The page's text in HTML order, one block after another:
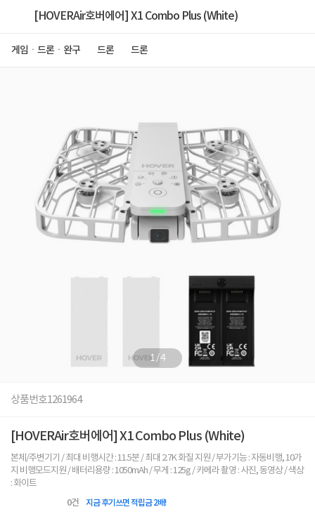
[HOVERAir호버에어] X1 Combo Plus (White)
게임ㆍ드론ㆍ완구 드론 드론
1/4
상품번호1261964
[HOVERAir호버에어] X1 Combo Plus (White)
본체/주변기기 / 최대 비행시간 : 11.5분 / 최대 2.7K 화질 지원 / 부가기능 : 자동비행, 10가
지 비행모드지원 / 배터리용량 : 1050mAh / 무게 : 125g / 카메라 촬영 : 사진, 동영상 / 색상
: 화이트
0건 지금 후기쓰면 적립금 2배!